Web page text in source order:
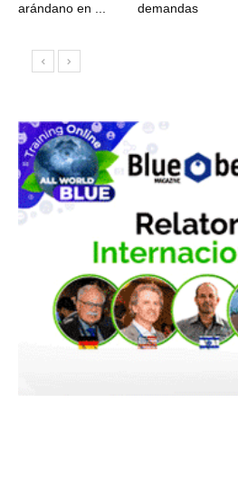
arándano en ...
demandas